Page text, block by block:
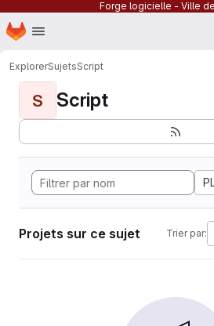
Forge logicielle - Ville
Passer au contenu principal
Page d'accueil
ExplorerSujetsScript
S Script
Projets sur ce sujet Trier par: